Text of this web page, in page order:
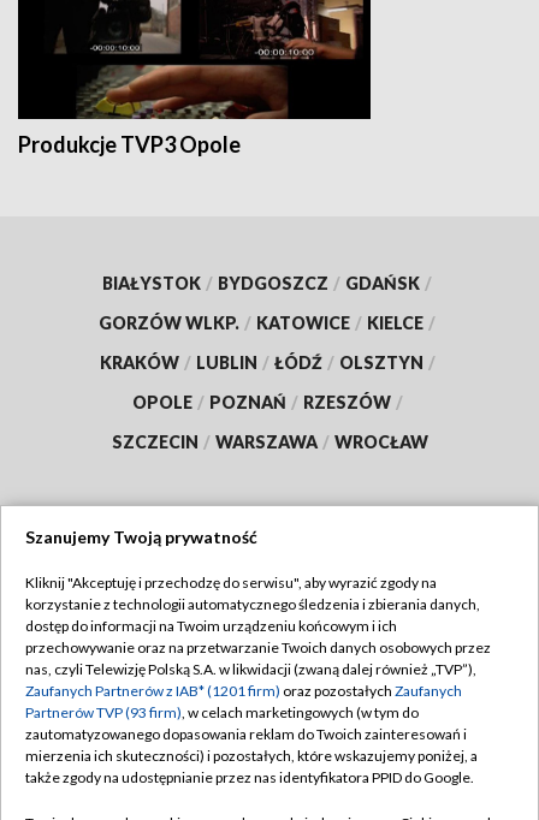
Produkcje TVP3 Opole
BIAŁYSTOK / BYDGOSZCZ / GDAŃSK /
GORZÓW WLKP. / KATOWICE / KIELCE /
KRAKÓW / LUBLIN / ŁÓDŹ / OLSZTYN /
OPOLE / POZNAŃ / RZESZÓW /
SZCZECIN / WARSZAWA / WROCŁAW
TVP
Abonament TVP
Emisja w TVP
Centrum informacji TVP
Naziemna Telewizja Cyfrowa
Regulamin TVP
Polityka prywatności
Moje zgody
Pomoc
Szanujemy Twoją prywatność
Kliknij "Akceptuję i przechodzę do serwisu", aby wyrazić zgody na
korzystanie z technologii automatycznego śledzenia i zbierania danych,
dostęp do informacji na Twoim urządzeniu końcowym i ich
przechowywanie oraz na przetwarzanie Twoich danych osobowych przez
nas, czyli Telewizję Polską S.A. w likwidacji (zwaną dalej również „TVP”),
Zaufanych Partnerów z IAB* (1201 firm) oraz pozostałych Zaufanych
Partnerów TVP (93 firm), w celach marketingowych (w tym do
zautomatyzowanego dopasowania reklam do Twoich zainteresowań i
mierzenia ich skuteczności) i pozostałych, które wskazujemy poniżej, a
także zgody na udostępnianie przez nas identyfikatora PPID do Google.